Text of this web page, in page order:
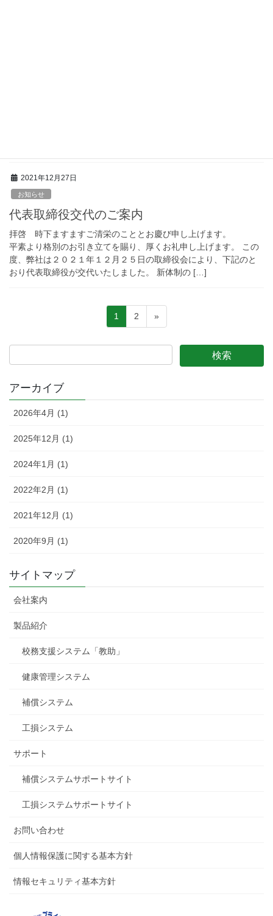
2021年12月27日
お知らせ
代表取締役交代のご案内
拝啓 時下ますますご清栄のこととお慶び申し上げます。
平素より格別のお引き立てを賜り、厚くお礼申し上げます。 この
度、弊社は２０２１年１２月２５日の取締役会により、下記のと
おり代表取締役が交代いたしました。 新体制の […]
ナ
ビ
ゲ
ー
シ
ョ
固
定
ペ
1
固
定
ペ
2 »
アーカイブ
2026年4月 (1)
2025年12月 (1)
2024年1月 (1)
2022年2月 (1)
2021年12月 (1)
2020年9月 (1)
サイトマップ
会社案内
製品紹介
校務支援システム「教助」
健康管理システム
補償システム
工損システム
サポート
補償システムサポートサイト
工損システムサポートサイト
お問い合わせ
個人情報保護に関する基本方針
情報セキュリティ基本方針